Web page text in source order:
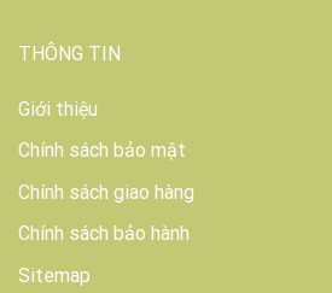
THÔNG TIN
Giới thiệu
Chính sách bảo mật
Chính sách giao hàng
Chính sách bảo hành
Sitemap